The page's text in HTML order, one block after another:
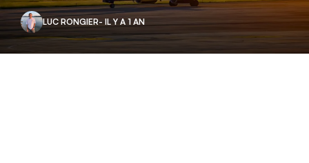
LUC RONGIER- IL Y A 1 AN